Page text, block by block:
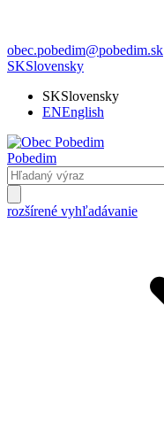
obec.pobedim@pobedim.sk
SKSlovensky
SKSlovensky
ENEnglish
Pobedim
rozšírené vyhľadávanie